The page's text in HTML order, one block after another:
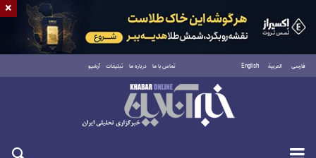
فارسی العربية English تماس با ما درباره ما تبلیغات آرشیو
یکشنبه ۱۸ مرداد ۱۴۰۵
×